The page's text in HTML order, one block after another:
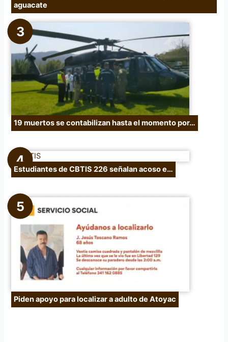
aguacate
19 muertos se contabilizan hasta el momento por…
Estudiantes de CBTIS 226 señalan acoso e…
Piden apoyo para localizar a adulto de Atoyac